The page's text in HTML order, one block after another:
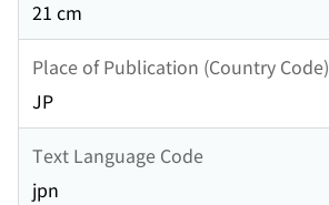
21 cm
Place of Publication (Country Code)
JP
Text Language Code
jpn